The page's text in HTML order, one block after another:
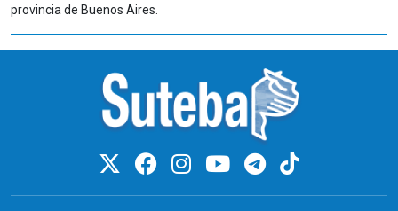
provincia de Buenos Aires.